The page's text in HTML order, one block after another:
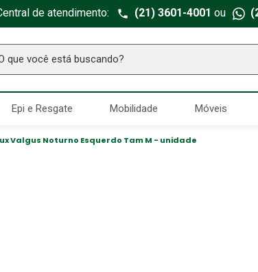
de atendimento: (21) 3601-4001 ou
você está buscando?
Epi e Resgate Mobilidade Móveis
Valgus Noturno Esquerdo Tam M - unidade
TERMOS MAIS BUSCADOS
Seringa Insulina
2º Fralda Geriatrica